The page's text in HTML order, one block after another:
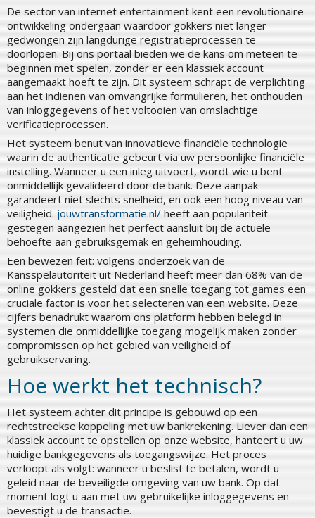
De sector van internet entertainment kent een revolutionaire
ontwikkeling ondergaan waardoor gokkers niet langer
gedwongen zijn langdurige registratieprocessen te
doorlopen. Bij ons portaal bieden we de kans om meteen te
beginnen met spelen, zonder er een klassiek account
aangemaakt hoeft te zijn. Dit systeem schrapt de verplichting
aan het indienen van omvangrijke formulieren, het onthouden
van inloggegevens of het voltooien van omslachtige
verificatieprocessen.
Het systeem benut van innovatieve financiële technologie
waarin de authenticatie gebeurt via uw persoonlijke financiële
instelling. Wanneer u een inleg uitvoert, wordt wie u bent
onmiddellijk gevalideerd door de bank. Deze aanpak
garandeert niet slechts snelheid, en ook een hoog niveau van
veiligheid. jouwtransformatie.nl/ heeft aan populariteit
gestegen aangezien het perfect aansluit bij de actuele
behoefte aan gebruiksgemak en geheimhouding.
Een bewezen feit: volgens onderzoek van de
Kansspelautoriteit uit Nederland heeft meer dan 68% van de
online gokkers gesteld dat een snelle toegang tot games een
cruciale factor is voor het selecteren van een website. Deze
cijfers benadrukt waarom ons platform hebben belegd in
systemen die onmiddellijke toegang mogelijk maken zonder
compromissen op het gebied van veiligheid of
gebruikservaring.
Hoe werkt het technisch?
Het systeem achter dit principe is gebouwd op een
rechtstreekse koppeling met uw bankrekening. Liever dan een
klassiek account te opstellen op onze website, hanteert u uw
huidige bankgegevens als toegangswijze. Het proces
verloopt als volgt: wanneer u beslist te betalen, wordt u
geleid naar de beveiligde omgeving van uw bank. Op dat
moment logt u aan met uw gebruikelijke inloggegevens en
bevestigt u de transactie.